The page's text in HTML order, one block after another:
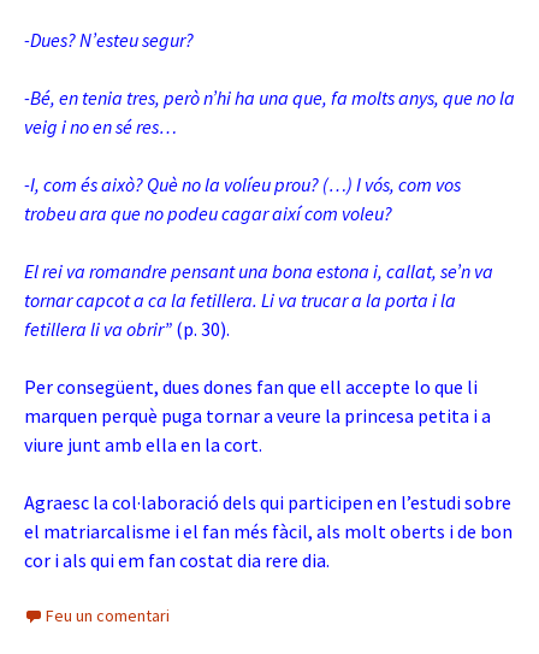
-Dues? N’esteu segur?
-Bé, en tenia tres, però n’hi ha una que, fa molts anys, que no la
veig i no en sé res…
-I, com és això? Què no la volíeu prou? (…) I vós, com vos
trobeu ara que no podeu cagar així com voleu?
El rei va romandre pensant una bona estona i, callat, se’n va
tornar capcot a ca la fetillera. Li va trucar a la porta i la
fetillera li va obrir” (p. 30).
Per consegüent, dues dones fan que ell accepte lo que li
marquen perquè puga tornar a veure la princesa petita i a
viure junt amb ella en la cort.
Agraesc la col·laboració dels qui participen en l’estudi sobre
el matriarcalisme i el fan més fàcil, als molt oberts i de bon
cor i als qui em fan costat dia rere dia.
Feu un comentari